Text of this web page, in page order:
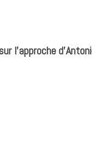
l’approche